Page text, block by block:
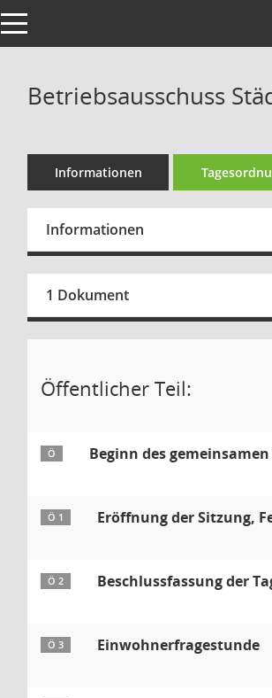
Toggle navigation
Betriebsausschuss
Informationen
Informationen
1 Dokument
Öffentlicher Teil:
Ö Beginn des
Ö 1 Eröffnung der Sitzung,
Ö 2 Beschlussfassung der
Ö 3 Einwohnerfragestunde